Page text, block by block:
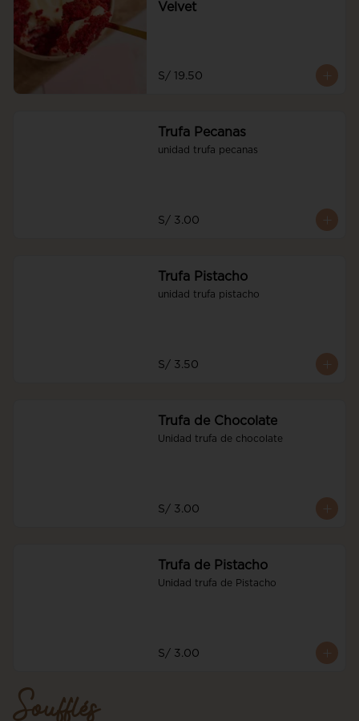
Velvet
S/ 19.50
Trufa Pecanas
unidad trufa pecanas
S/ 3.00
Trufa Pistacho
unidad trufa pistacho
S/ 3.50
Trufa de Chocolate
Unidad trufa de chocolate
S/ 3.00
Trufa de Pistacho
Unidad trufa de Pistacho
S/ 3.00
Soufflés